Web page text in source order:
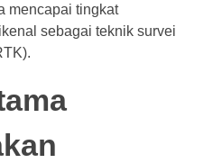
mencapai tingkat
sebagai teknik survei